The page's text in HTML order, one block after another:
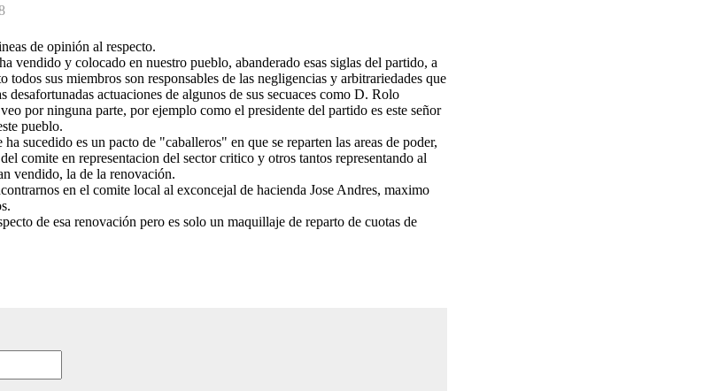
de opinión al respecto.
vendido y colocado en nuestro pueblo, abanderado esas siglas del partido, a
todos sus miembros son responsables de las negligencias y arbitrariedades que
desafortunadas actuaciones de algunos de sus secuaces como D. Rolo
por ninguna parte, por ejemplo como el presidente del partido es este señor
pueblo.
sucedido es un pacto de "caballeros" en que se reparten las areas de poder,
comite en representacion del sector critico y otros tantos representando al
vendido, la de la renovación.
en el comite local al exconcejal de hacienda Jose Andres, maximo
de esa renovación pero es solo un maquillaje de reparto de cuotas de